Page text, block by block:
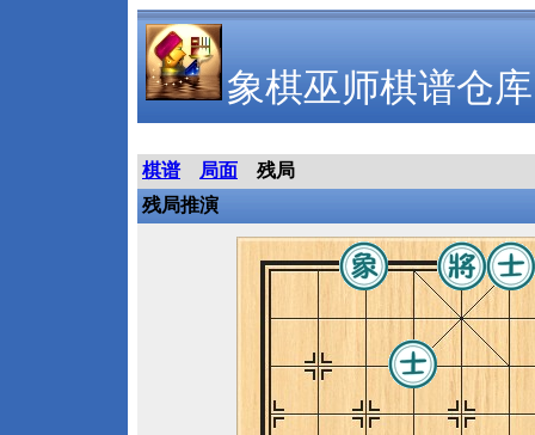
象棋巫师棋谱仓库
棋谱 局面
残局
残局推演